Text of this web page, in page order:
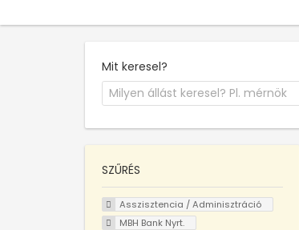
Mit keresel?
SZŰRÉS
Asszisztencia / Adminisztráció
MBH Bank Nyrt.